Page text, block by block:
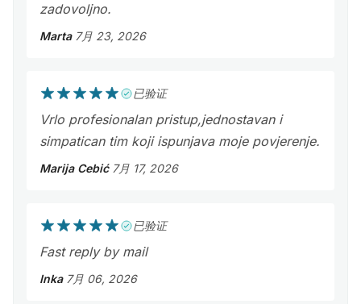
zadovoljno.
Marta 7月 23, 2026
已验证
Vrlo profesionalan pristup,jednostavan i
simpatican tim koji ispunjava moje povjerenje.
Marija Cebić 7月 17, 2026
已验证
Fast reply by mail
Inka 7月 06, 2026